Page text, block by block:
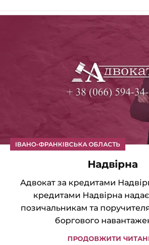
ІВАНО-ФРАНКІВСЬКА ОБЛАСТЬ
Надвірна
Адвокат за кредитами
кредитами Надвірна
позичальникам та
боргового
ПРОДОВЖИТИ